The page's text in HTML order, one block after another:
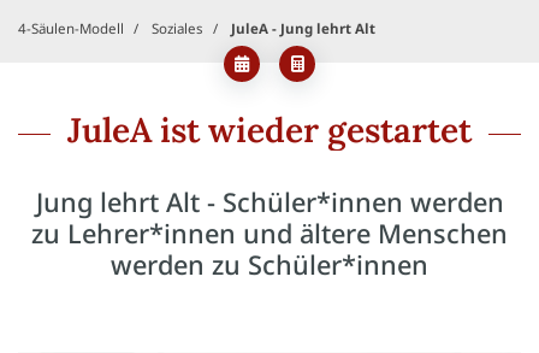
4-Säulen-Modell Soziales JuleA - Jung lehrt Alt
JuleA ist wieder gestartet
Jung lehrt Alt - Schüler*innen werden
zu Lehrer*innen und ältere Menschen
werden zu Schüler*innen